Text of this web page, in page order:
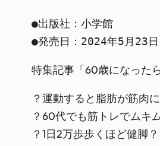
●出版社：小学館
●発売日：2024年5月23日
特集記事「60歳になった
？運動すると脂肪が筋肉
？60代でも筋トレでムキ
？1日2万歩歩くほど健脚？